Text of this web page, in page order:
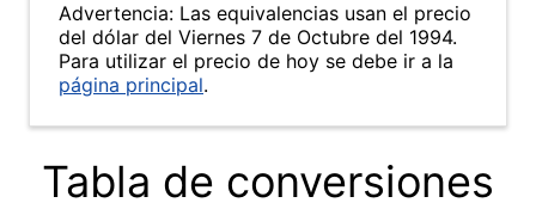
Advertencia: Las equivalencias usan el precio
del dólar del Viernes 7 de Octubre del 1994.
Para utilizar el precio de hoy se debe ir a la
página principal.
Tabla de conversiones